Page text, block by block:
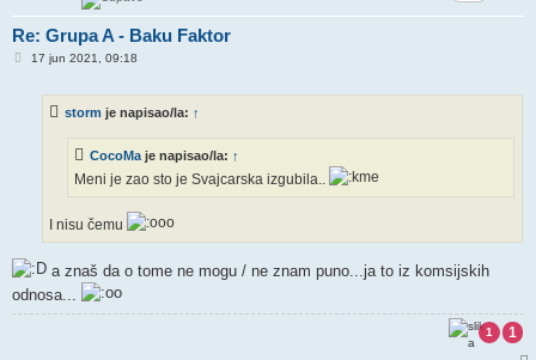
Re: Grupa A - Baku Faktor
P17 jun 2021, 09:18
storm je napisao/la: ↑
CocoMa je napisao/la: ↑
Meni je zao sto je Svajcarska izgubila..
I nisu čemu
a znaš da o tome ne mogu / ne znam puno...ja to iz komsijskih
odnosa...
1
1